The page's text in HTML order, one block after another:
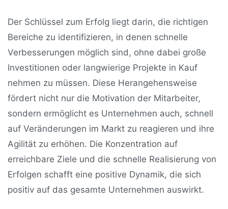
Der Schlüssel zum Erfolg liegt darin, die richtigen
Bereiche zu identifizieren, in denen schnelle
Verbesserungen möglich sind, ohne dabei große
Investitionen oder langwierige Projekte in Kauf
nehmen zu müssen. Diese Herangehensweise
fördert nicht nur die Motivation der Mitarbeiter,
sondern ermöglicht es Unternehmen auch, schnell
auf Veränderungen im Markt zu reagieren und ihre
Agilität zu erhöhen. Die Konzentration auf
erreichbare Ziele und die schnelle Realisierung von
Erfolgen schafft eine positive Dynamik, die sich
positiv auf das gesamte Unternehmen auswirkt.